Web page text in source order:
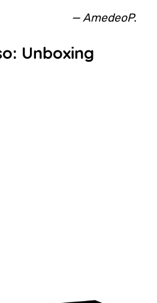
AmedeoP.
Unboxing